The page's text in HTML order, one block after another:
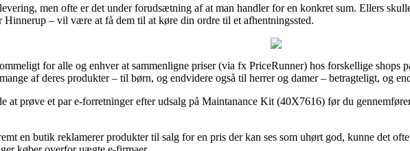
men ofte er det under forudsætning af at man handler for en konkret sum. Ellers
– vil være at få dem til at køre din ordre til et afhentningssted.
for alle og enhver at sammenligne priser (via fx PriceRunner) hos forskellige shops
af deres produkter – til børn, og endvidere også til herrer og damer – betragteligt, og
prøve et par e-forretninger efter udsalg på Maintanance Kit (40X7616) før du
en butik reklamerer produkter til salg for en pris der kan ses som uhørt god, kunne det